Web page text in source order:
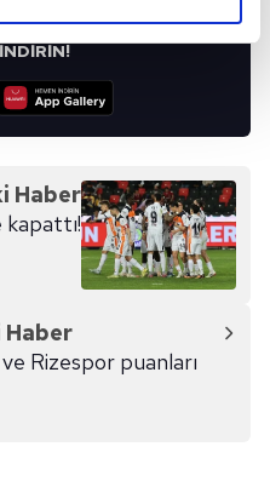
isteriz.
çerezlere izin vermedikleri
için İnternet
kişilere ait çerezler
çeşitli kişisel
olan çerezler bilgi
amacıyla
sitemizin daha işlevsel
ve sizlere yönelik
Haber
Haber
Rizespor puanları